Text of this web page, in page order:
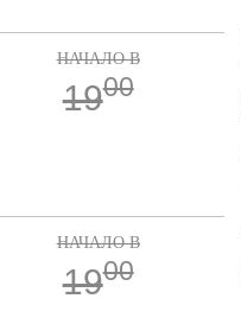
НАЧАЛО В
1900
НАЧАЛО В
1900